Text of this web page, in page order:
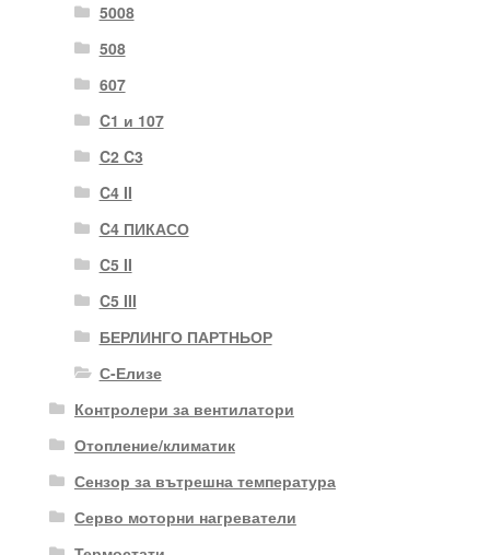
5008
508
607
C1 и 107
C2 C3
C4 II
C4 ПИКАСО
C5 II
C5 III
БЕРЛИНГО ПАРТНЬОР
С-Елизе
Контролери за вентилатори
Отопление/климатик
Сензор за вътрешна температура
Серво моторни нагреватели